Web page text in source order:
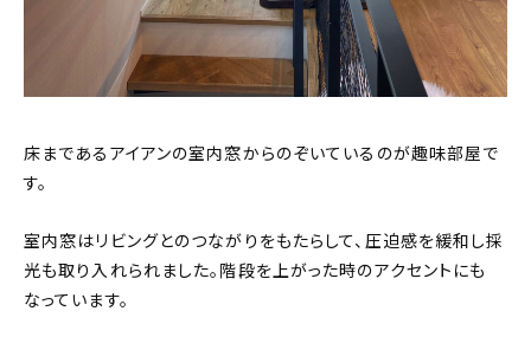
床まであるアイアンの室内窓からのぞいているのが趣味部屋で
す。
室内窓はリビングとのつながりをもたらして、圧迫感を緩和し採
光も取り入れられました。階段を上がった時のアクセントにも
なっています。